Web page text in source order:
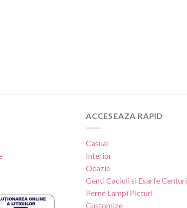
ACCESEAZA RAPID
Casual
Interior
Ocazie
Genti Caciuli si EsarfeCenturi
Perne Lampi Picturi
Customize